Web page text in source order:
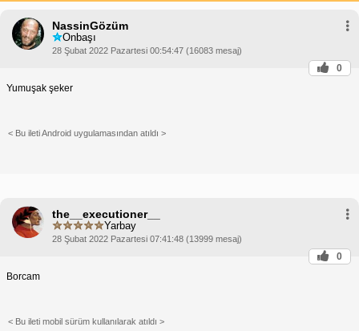
NassinGözüm
Onbaşı
28 Şubat 2022 Pazartesi 00:54:47 (16083 mesaj)
0
Yumuşak şeker
< Bu ileti Android uygulamasından atıldı >
the__executioner__
Yarbay
28 Şubat 2022 Pazartesi 07:41:48 (13999 mesaj)
0
Borcam
< Bu ileti mobil sürüm kullanılarak atıldı >